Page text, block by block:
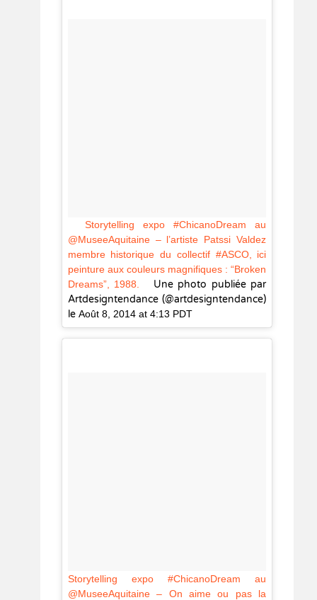
Storytelling expo #ChicanoDream au
@MuseeAquitaine – l’artiste Patssi Valdez
membre historique du collectif #ASCO, ici
peinture aux couleurs magnifiques : “Broken
Dreams”, 1988.
Une photo publiée par
Artdesigntendance (@artdesigntendance)
le Août 8, 2014 at 4:13 PDT
Storytelling expo #ChicanoDream au
@MuseeAquitaine – On aime ou pas la